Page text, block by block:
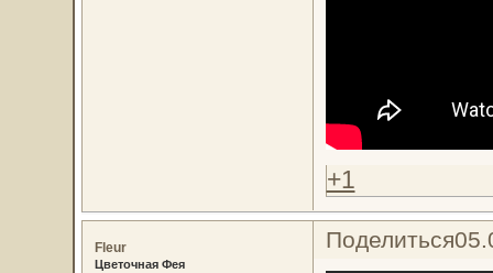
+1
Поделиться
Fleur
Цветочная Фея